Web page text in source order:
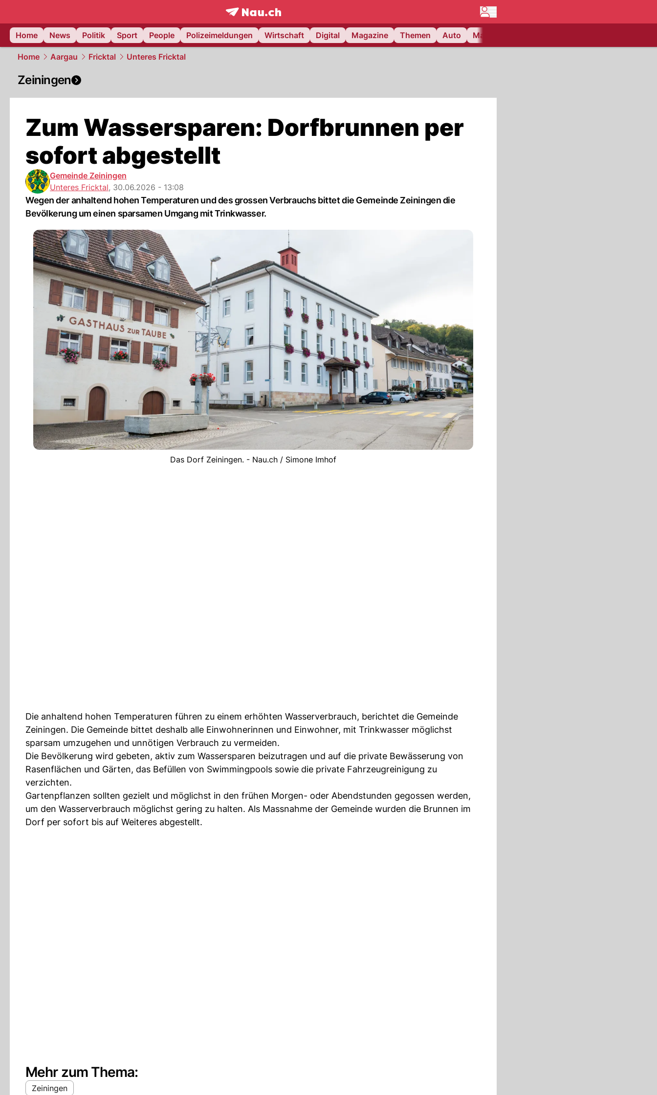
frontpage.NAU.ch
Home
News Politik Sport People Polizeimeldungen Wirtschaft Digital Magazine Themen Auto Matchcenter
Home Aargau Fricktal Unteres Fricktal
Zeiningen
Zum Wassersparen: Dorfbrunnen per
sofort abgestellt
Gemeinde Zeiningen
Unteres Fricktal, 30.06.2026 - 13:08
Wegen der anhaltend hohen Temperaturen und des grossen Verbrauchs bittet die Gemeinde Zeiningen die
Bevölkerung um einen sparsamen Umgang mit Trinkwasser.
Das Dorf Zeiningen. - Nau.ch / Simone Imhof
Die anhaltend hohen Temperaturen führen zu einem erhöhten Wasserverbrauch, berichtet die Gemeinde
Zeiningen. Die Gemeinde bittet deshalb alle Einwohnerinnen und Einwohner, mit Trinkwasser möglichst
sparsam umzugehen und unnötigen Verbrauch zu vermeiden.
Die Bevölkerung wird gebeten, aktiv zum Wassersparen beizutragen und auf die private Bewässerung von
Rasenflächen und Gärten, das Befüllen von Swimmingpools sowie die private Fahrzeugreinigung zu
verzichten.
Gartenpflanzen sollten gezielt und möglichst in den frühen Morgen- oder Abendstunden gegossen werden,
um den Wasserverbrauch möglichst gering zu halten. Als Massnahme der Gemeinde wurden die Brunnen im
Dorf per sofort bis auf Weiteres abgestellt.
Mehr zum Thema:
Zeiningen